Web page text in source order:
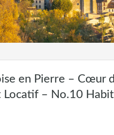
en Pierre – Cœur
– No.10